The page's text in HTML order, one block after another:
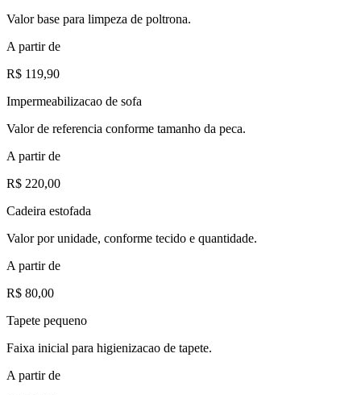
Valor base para limpeza de poltrona.
A partir de
R$ 119,90
Impermeabilizacao de sofa
Valor de referencia conforme tamanho da peca.
A partir de
R$ 220,00
Cadeira estofada
Valor por unidade, conforme tecido e quantidade.
A partir de
R$ 80,00
Tapete pequeno
Faixa inicial para higienizacao de tapete.
A partir de